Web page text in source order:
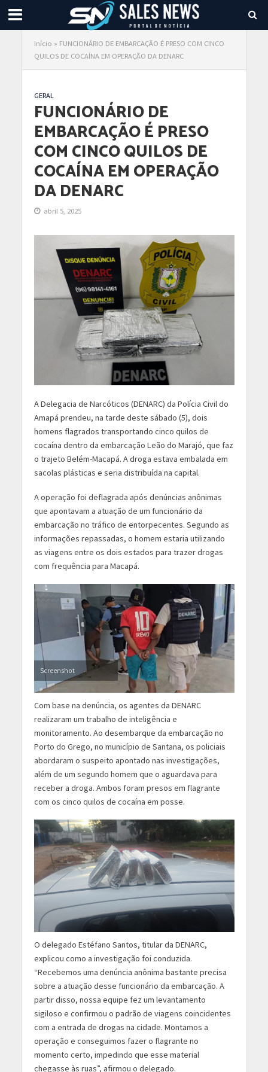
Início » FUNCIONÁRIO DE EMBARCAÇÃO É PRESO COM CINCO
QUILOS DE COCAÍNA EM OPERAÇÃO DA DENARC
GERAL
FUNCIONÁRIO DE
EMBARCAÇÃO É PRESO
COM CINCO QUILOS DE
COCAÍNA EM OPERAÇÃO
DA DENARC
abril 5, 2025
A Delegacia de Narcóticos (DENARC) da Polícia Civil do
Amapá prendeu, na tarde deste sábado (5), dois
homens flagrados transportando cinco quilos de
cocaína dentro da embarcação Leão do Marajó, que faz
o trajeto Belém-Macapá. A droga estava embalada em
sacolas plásticas e seria distribuída na capital.
A operação foi deflagrada após denúncias anônimas
que apontavam a atuação de um funcionário da
embarcação no tráfico de entorpecentes. Segundo as
informações repassadas, o homem estaria utilizando
as viagens entre os dois estados para trazer drogas
com frequência para Macapá.
Screenshot
Com base na denúncia, os agentes da DENARC
realizaram um trabalho de inteligência e
monitoramento. Ao desembarque da embarcação no
Porto do Grego, no município de Santana, os policiais
abordaram o suspeito apontado nas investigações,
além de um segundo homem que o aguardava para
receber a droga. Ambos foram presos em flagrante
com os cinco quilos de cocaína em posse.
O delegado Estéfano Santos, titular da DENARC,
explicou como a investigação foi conduzida.
“Recebemos uma denúncia anônima bastante precisa
sobre a atuação desse funcionário da embarcação. A
partir disso, nossa equipe fez um levantamento
sigiloso e confirmou o padrão de viagens coincidentes
com a entrada de drogas na cidade. Montamos a
operação e conseguimos fazer o flagrante no
momento certo, impedindo que esse material
chegasse às ruas”, afirmou o delegado.